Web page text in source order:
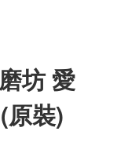
坊 愛
原裝)